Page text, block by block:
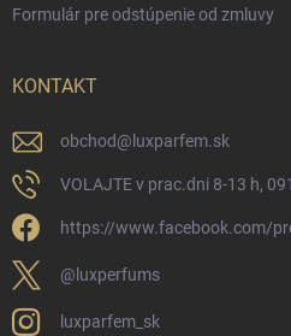
Formulár pre odstúpenie od zmluvy
KONTAKT
obchod@ luxparfem.sk
VOLAJTE v prac.dni 8-13 h,
https://www.facebook.com/
@luxperfums
luxparfem_sk